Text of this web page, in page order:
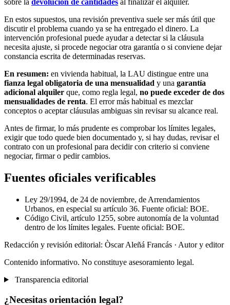
sobre la devolución de cantidades al finalizar el alquiler.
En estos supuestos, una revisión preventiva suele ser más útil que
discutir el problema cuando ya se ha entregado el dinero. La
intervención profesional puede ayudar a detectar si la cláusula
necesita ajuste, si procede negociar otra garantía o si conviene dejar
constancia escrita de determinadas reservas.
En resumen: en vivienda habitual, la LAU distingue entre una
fianza legal obligatoria de una mensualidad y una garantía
adicional alquiler que, como regla legal, no puede exceder de dos
mensualidades de renta. El error más habitual es mezclar
conceptos o aceptar cláusulas ambiguas sin revisar su alcance real.
Antes de firmar, lo más prudente es comprobar los límites legales,
exigir que todo quede bien documentado y, si hay dudas, revisar el
contrato con un profesional para decidir con criterio si conviene
negociar, firmar o pedir cambios.
Fuentes oficiales verificables
Ley 29/1994, de 24 de noviembre, de Arrendamientos
Urbanos, en especial su artículo 36. Fuente oficial: BOE.
Código Civil, artículo 1255, sobre autonomía de la voluntad
dentro de los límites legales. Fuente oficial: BOE.
Redacción y revisión editorial: Òscar Aleñá Francás · Autor y editor
Contenido informativo. No constituye asesoramiento legal.
Transparencia editorial
¿Necesitas orientación legal?